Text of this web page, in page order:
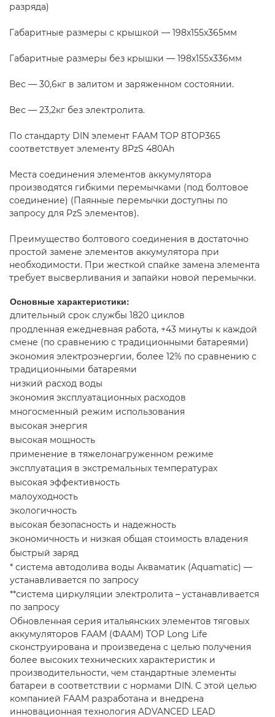
разряда)
Габаритные размеры с крышкой — 198x155x365мм
Габаритные размеры без крышки — 198x155x336мм
Вес — 30,6кг в залитом и заряженном состоянии.
Вес — 23,2кг без электролита.
По стандарту DIN элемент FAAM TOP 8TOP365
соответствует элементу 8PzS 480Ah
Места соединения элементов аккумулятора
производятся гибкими перемычками (под болтовое
соединение) (Паянные перемычки доступны по
запросу для PzS элементов).
Преимущество болтового соединения в достаточно
простой замене элементов аккумулятора при
необходимости. При жесткой спайке замена элемента
требует высверливания и запайки новой перемычки.
Основные характеристики:
длительный срок службы 1820 циклов
продленная ежедневная работа, +43 минуты к каждой
смене (по сравнению с традиционными батареями)
экономия электроэнергии, более 12% по сравнению с
традиционными батареями
низкий расход воды
экономия эксплуатационных расходов
многосменный режим использования
высокая энергия
высокая мощность
применение в тяжелонагруженном режиме
эксплуатация в экстремальных температурах
высокая эффективность
малоуходность
экологичность
высокая безопасность и надежность
экономичность и низкая общая стоимость владения
быстрый заряд
* система автодолива воды Акваматик (Aquamatic) —
устанавливается по запросу
**система циркуляции электролита – устанавливается
по запросу
Обновленная серия итальянских элементов тяговых
аккумуляторов FAAM (ФААМ) TOP Long Life
сконструирована и произведена с целью получения
более высоких технических характеристик и
производительности, чем стандартные элементы
батареи в соответствии с нормами DIN. С этой целью
компанией FAAM разработана и внедрена
инновационная технология ADVANCED LEAD